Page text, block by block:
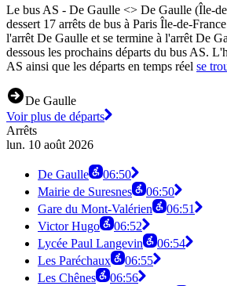
Le bus AS - De Gaulle <> De Gaulle (Île-
dessert 17 arrêts de bus à Paris Île-de-
l'arrêt De Gaulle et se termine à l'arrêt De
dessous les prochains départs du bus AS.
AS ainsi que les départs en temps réel se
De Gaulle
Voir plus de départs
Arrêts
lun. 10 août 2026
De Gaulle
06:50
Mairie de Suresnes
06:50
Gare du Mont-Valérien
06:51
Victor Hugo
06:52
Lycée Paul Langevin
06:54
Les Paréchaux
06:55
Les Chênes
06:56